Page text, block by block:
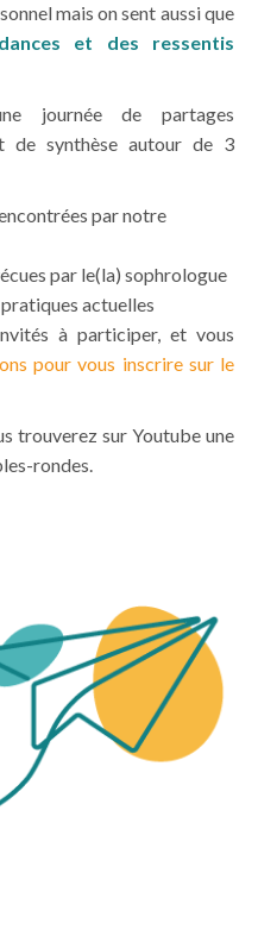
mais on sent aussi que
et des ressentis
journée de partages
de synthèse autour de 3
par notre
par le(la) sophrologue
pratiques actuelles
à participer, et vous
pour vous inscrire sur le
trouverez sur Youtube une
rondes.